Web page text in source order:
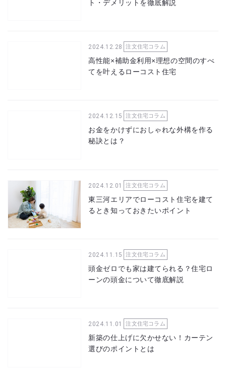
ト・デメリットを徹底解説
2024.12.28 注文住宅コラム
高性能×補助金利用×理想の空間のすべ
てを叶えるローコスト住宅
2024.12.15 注文住宅コラム
お金をかけずにおしゃれな外構を作る
秘訣とは？
2024.12.01 注文住宅コラム
東三河エリアでローコスト住宅を建て
るとき知っておきたいポイント
2024.11.15 注文住宅コラム
頭金ゼロでも家は建てられる？住宅ロ
ーンの頭金について徹底解説
2024.11.01 注文住宅コラム
新築の仕上げに欠かせない！カーテン
選びのポイントとは